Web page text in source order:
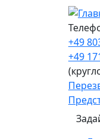
Перейти к
+49
+49